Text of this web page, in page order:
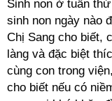
Sinh non ở tuần
sinh non ngày nào
Chị Sang cho biết,
làng và đặc biệt
cùng con trong
cho biết nếu có